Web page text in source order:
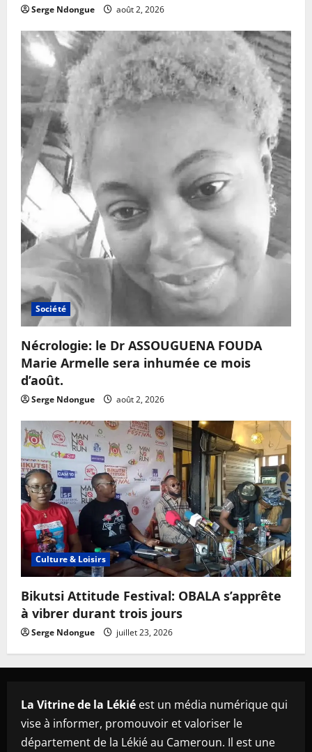
Serge Ndongue août 2, 2026
Société
Nécrologie: le Dr ASSOUGUENA FOUDA
Marie Armelle sera inhumée ce mois
d’août.
Serge Ndongue août 2, 2026
Culture & Loisirs
Bikutsi Attitude Festival: OBALA s’apprête
à vibrer durant trois jours
Serge Ndongue juillet 23, 2026
La Vitrine de la Lékié est un média numérique qui
vise à informer, promouvoir et valoriser le
département de la Lékié au Cameroun. Il est une